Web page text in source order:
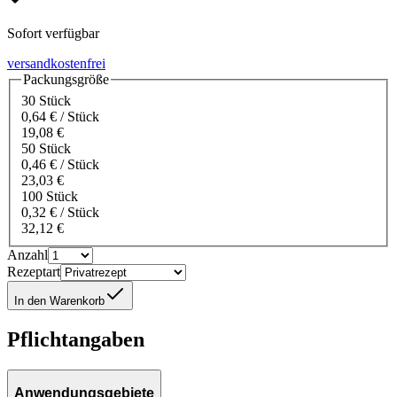
Sofort verfügbar
versandkostenfrei
Packungsgröße
30 Stück
0,64 € / Stück
19,08 €
50 Stück
0,46 € / Stück
23,03 €
100 Stück
0,32 € / Stück
32,12 €
Anzahl
Rezeptart
In den Warenkorb
Pflichtangaben
Anwendungsgebiete